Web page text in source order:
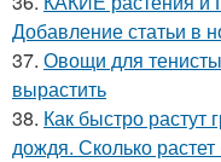
Добавление статьи в
37. Овощи для
вырастить
38. Как быстро растут
дождя. Сколько